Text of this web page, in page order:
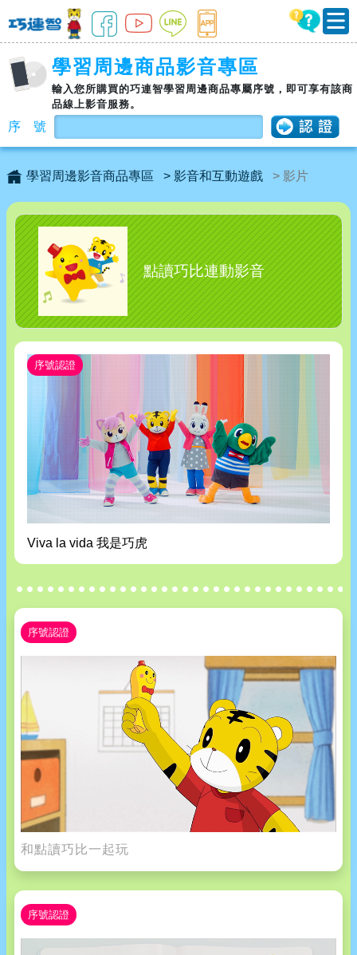
學習周邊商品影音專區
輸入您所購買的巧連智學習周邊商品專屬序號，即可享有該商
品線上影音服務。
序 號
學習周邊影音商品專區 > 影音和互動遊戲 > 影片
點讀巧比連動影音
序號認證
Viva la vida 我是巧虎
序號認證
和點讀巧比一起玩
序號認證